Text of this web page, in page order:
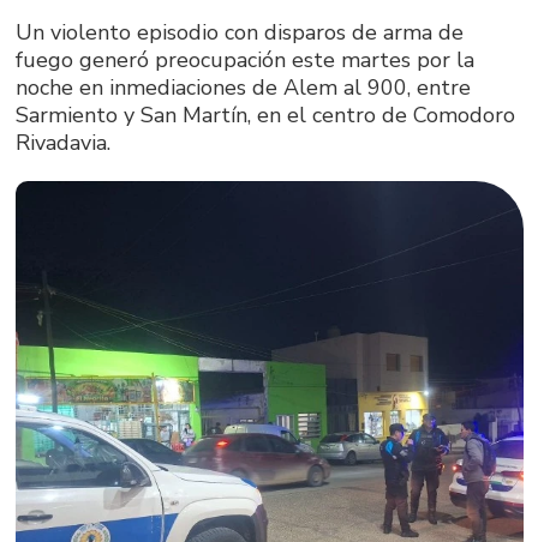
Un violento episodio con disparos de arma de
fuego generó preocupación este martes por la
noche en inmediaciones de Alem al 900, entre
Sarmiento y San Martín, en el centro de Comodoro
Rivadavia.